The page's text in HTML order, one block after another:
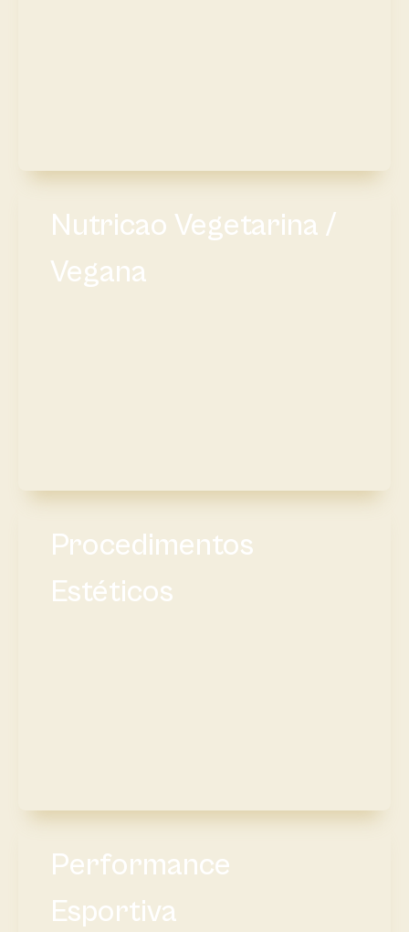
Nutricao Vegetarina /
Vegana
Procedimentos
Estéticos
Performance
Esportiva